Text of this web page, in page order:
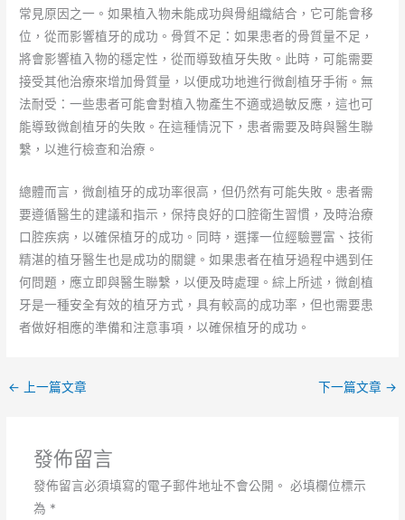
常見原因之一。如果植入物未能成功與骨組織結合，它可能會移
位，從而影響植牙的成功。骨質不足：如果患者的骨質量不足，
將會影響植入物的穩定性，從而導致植牙失敗。此時，可能需要
接受其他治療來增加骨質量，以便成功地進行微創植牙手術。無
法耐受：一些患者可能會對植入物產生不適或過敏反應，這也可
能導致微創植牙的失敗。在這種情況下，患者需要及時與醫生聯
繫，以進行檢查和治療。
總體而言，微創植牙的成功率很高，但仍然有可能失敗。患者需
要遵循醫生的建議和指示，保持良好的口腔衛生習慣，及時治療
口腔疾病，以確保植牙的成功。同時，選擇一位經驗豐富、技術
精湛的植牙醫生也是成功的關鍵。如果患者在植牙過程中遇到任
何問題，應立即與醫生聯繫，以便及時處理。綜上所述，微創植
牙是一種安全有效的植牙方式，具有較高的成功率，但也需要患
者做好相應的準備和注意事項，以確保植牙的成功。
← 上一篇文章 下一篇文章 →
發佈留言
發佈留言必須填寫的電子郵件地址不會公開。 必填欄位標示
為 *